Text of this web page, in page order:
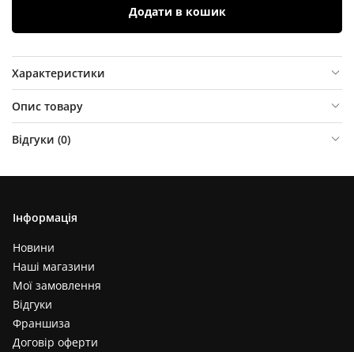
Додати в кошик
Характеристики
Опис товару
Відгуки (0)
Інформація
Новини
Наші магазини
Мої замовлення
Відгуки
Франшиза
Договір оферти